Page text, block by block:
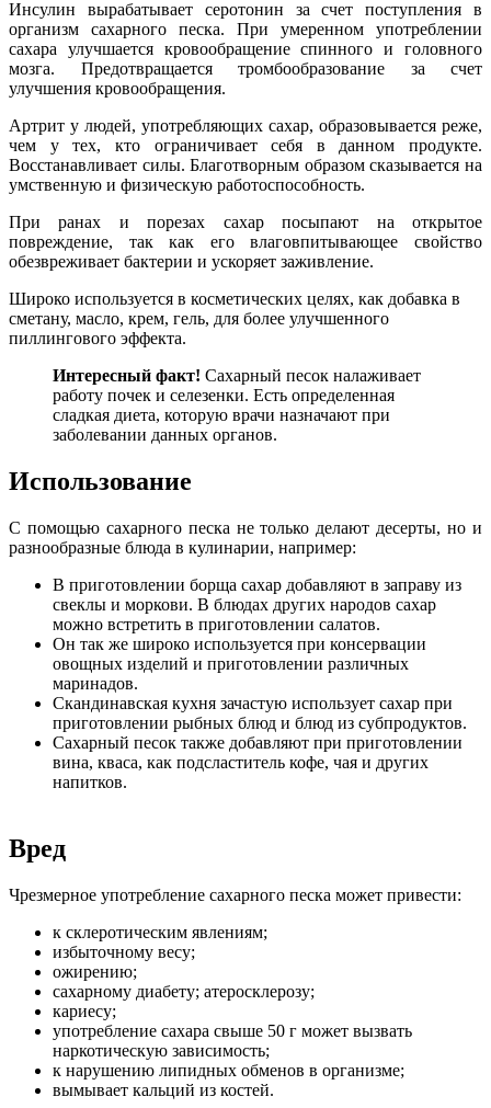
Инсулин вырабатывает серотонин за счет поступления в
организм сахарного песка. При умеренном употреблении
сахара улучшается кровообращение спинного и головного
мозга. Предотвращается тромбообразование за счет
улучшения кровообращения.
Артрит у людей, употребляющих сахар, образовывается реже,
чем у тех, кто ограничивает себя в данном продукте.
Восстанавливает силы. Благотворным образом сказывается на
умственную и физическую работоспособность.
При ранах и порезах сахар посыпают на открытое
повреждение, так как его влаговпитывающее свойство
обезвреживает бактерии и ускоряет заживление.
Широко используется в косметических целях, как добавка в
сметану, масло, крем, гель, для более улучшенного
пиллингового эффекта.
Интересный факт! Сахарный песок налаживает
работу почек и селезенки. Есть определенная
сладкая диета, которую врачи назначают при
заболевании данных органов.
Использование
С помощью сахарного песка не только делают десерты, но и
разнообразные блюда в кулинарии, например:
В приготовлении борща сахар добавляют в заправу из
свеклы и моркови. В блюдах других народов сахар
можно встретить в приготовлении салатов.
Он так же широко используется при консервации
овощных изделий и приготовлении различных
маринадов.
Скандинавская кухня зачастую использует сахар при
приготовлении рыбных блюд и блюд из субпродуктов.
Сахарный песок также добавляют при приготовлении
вина, кваса, как подсластитель кофе, чая и других
напитков.
Вред
Чрезмерное употребление сахарного песка может привести:
к склеротическим явлениям;
избыточному весу;
ожирению;
сахарному диабету; атеросклерозу;
кариесу;
употребление сахара свыше 50 г может вызвать
наркотическую зависимость;
к нарушению липидных обменов в организме;
вымывает кальций из костей.